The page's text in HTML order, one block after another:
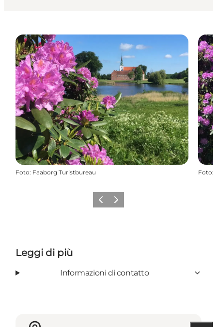
Foto: Faaborg Turistbureau Foto:
Precedente
Avanti
Leggi di più
Informazioni di contatto